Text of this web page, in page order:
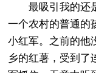
最吸引我的还
一个农村的普通的
小红军。之前的他
乡的红薯，受到了